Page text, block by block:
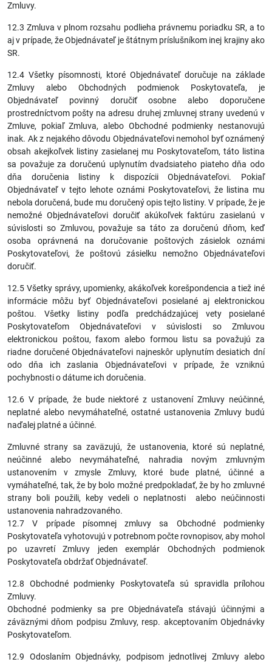
Zmluvy.
12.3 Zmluva v plnom rozsahu podlieha právnemu poriadku SR, a to
aj v prípade, že Objednávateľ je štátnym príslušníkom inej krajiny ako
SR.
12.4 Všetky písomnosti, ktoré Objednávateľ doručuje na základe
Zmluvy alebo Obchodných podmienok Poskytovateľa, je
Objednávateľ povinný doručiť osobne alebo doporučene
prostredníctvom pošty na adresu druhej zmluvnej strany uvedenú v
Zmluve, pokiaľ Zmluva, alebo Obchodné podmienky nestanovujú
inak. Ak z nejakého dôvodu Objednávateľovi nemohol byť oznámený
obsah akejkoľvek listiny zasielanej mu Poskytovateľom, táto listina
sa považuje za doručenú uplynutím dvadsiateho piateho dňa odo
dňa doručenia listiny k dispozícii Objednávateľovi. Pokiaľ
Objednávateľ v tejto lehote oznámi Poskytovateľovi, že listina mu
nebola doručená, bude mu doručený opis tejto listiny. V prípade, že je
nemožné Objednávateľovi doručiť akúkoľvek faktúru zasielanú v
súvislosti so Zmluvou, považuje sa táto za doručenú dňom, keď
osoba oprávnená na doručovanie poštových zásielok oznámi
Poskytovateľovi, že poštovú zásielku nemožno Objednávateľovi
doručiť.
12.5 Všetky správy, upomienky, akákoľvek korešpondencia a tiež iné
informácie môžu byť Objednávateľovi posielané aj elektronickou
poštou. Všetky listiny podľa predchádzajúcej vety posielané
Poskytovateľom Objednávateľovi v súvislosti so Zmluvou
elektronickou poštou, faxom alebo formou listu sa považujú za
riadne doručené Objednávateľovi najneskôr uplynutím desiatich dní
odo dňa ich zaslania Objednávateľovi v prípade, že vzniknú
pochybnosti o dátume ich doručenia.
12.6 V prípade, že bude niektoré z ustanovení Zmluvy neúčinné,
neplatné alebo nevymáhateľné, ostatné ustanovenia Zmluvy budú
naďalej platné a účinné.
Zmluvné strany sa zaväzujú, že ustanovenia, ktoré sú neplatné,
neúčinné alebo nevymáhateľné, nahradia novým zmluvným
ustanovením v zmysle Zmluvy, ktoré bude platné, účinné a
vymáhateľné, tak, že by bolo možné predpokladať, že by ho zmluvné
strany boli použili, keby vedeli o neplatnosti alebo neúčinnosti
ustanovenia nahradzovaného.
12.7 V prípade písomnej zmluvy sa Obchodné podmienky
Poskytovateľa vyhotovujú v potrebnom počte rovnopisov, aby mohol
po uzavretí Zmluvy jeden exemplár Obchodných podmienok
Poskytovateľa obdržať Objednávateľ.
12.8 Obchodné podmienky Poskytovateľa sú spravidla prílohou
Zmluvy.
Obchodné podmienky sa pre Objednávateľa stávajú účinnými a
záväznými dňom podpisu Zmluvy, resp. akceptovaním Objednávky
Poskytovateľom.
12.9 Odoslaním Objednávky, podpisom jednotlivej Zmluvy alebo